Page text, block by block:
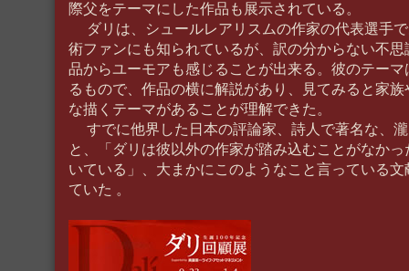
際父をテーマにした作品も展示されている。
ダリは、シュールレアリスムの作家の代表選手
術ファンにも知られているが、訳の分からない不
品からユーモアも感じることが出来る。彼のテー
るもので、作品の横に解説があり、見てみると家
な描くテーマがあることが理解できた。
すでに他界した日本の評論家、詩人で著名な、
と、「ダリは彼以外の作家が踏み込むことがなか
いている」、大まかにこのようなこと言っている
ていた 。